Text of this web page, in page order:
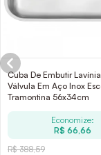
Cuba De Embutir
Válvula Em Aço Inox
Tramontina 56x34cm
Economize:
R$ 66,66
R$ 388,59